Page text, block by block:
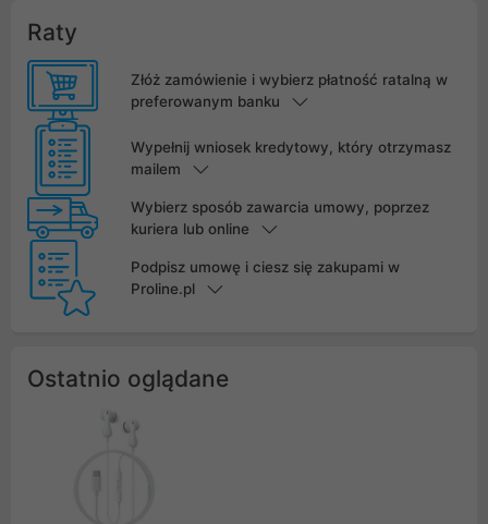
Raty
Złóż zamówienie i wybierz płatność ratalną w
preferowanym banku
Wypełnij wniosek kredytowy, który otrzymasz
mailem
Wybierz sposób zawarcia umowy, poprzez
kuriera lub online
Podpisz umowę i ciesz się zakupami w
Proline.pl
Ostatnio oglądane